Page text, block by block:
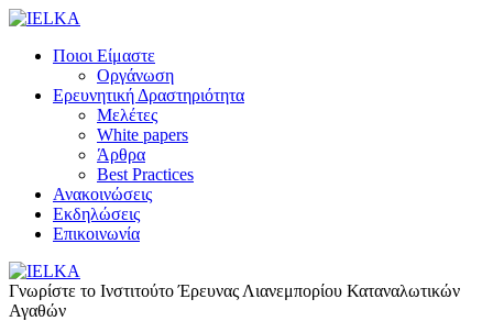
Ποιοι Είμαστε
Οργάνωση
Ερευνητική Δραστηριότητα
Μελέτες
White papers
Άρθρα
Best Practices
Ανακοινώσεις
Εκδηλώσεις
Επικοινωνία
Γνωρίστε το Iνστιτούτο Έρευνας Λιανεμπορίου Καταναλωτικών
Αγαθών